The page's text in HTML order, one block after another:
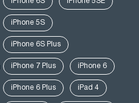
iPhone 5S
iPhone 6S Plus
iPhone 7 Plus iPhone 6
iPhone 6 Plus iPad 4